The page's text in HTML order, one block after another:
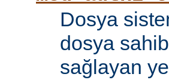
Dosya
dosya
sağlayan